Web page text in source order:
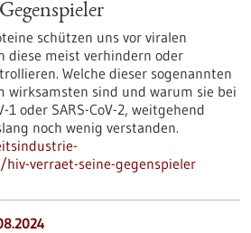
schützen uns vor viralen
diese meist verhindern oder
Welche dieser sogenannten
wirksamsten sind und warum sie bei
1 oder SARS-​CoV-2, weitgehend
noch wenig verstanden.
verraet-seine-gegenspieler